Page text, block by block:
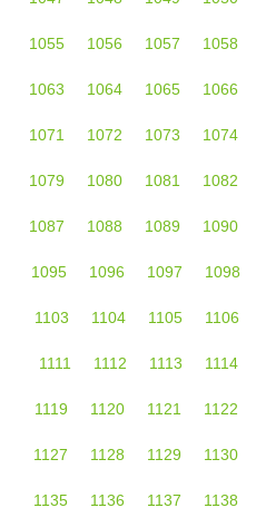
1055 1056 1057 1058
1063 1064 1065 1066
1071 1072 1073 1074
1079 1080 1081 1082
1087 1088 1089 1090
1095 1096 1097 1098
1103 1104 1105 1106
1111 1112 1113 1114
1119 1120 1121 1122
1127 1128 1129 1130
1135 1136 1137 1138